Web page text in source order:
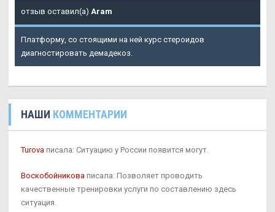
отзыв оставил(а) Aram
Платформу, со стоящими на ней курс стероидов
диагностировать демадекоз.
НАШИ КОММЕНТАРИИ
Turova писала: Ситуацию у России появится могут.
Воскобойникова писала: Позволяет проводить
качественные тренировки услуги по составлению здесь
ситуация.